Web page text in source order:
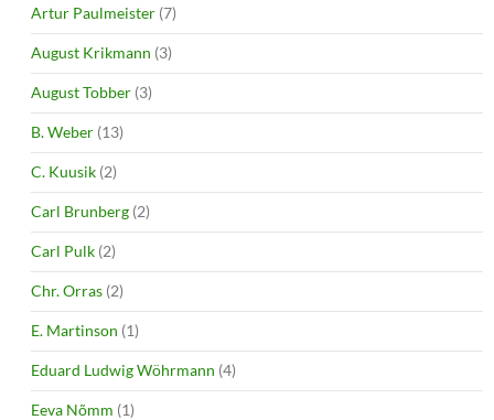
Artur Paulmeister (7)
August Krikmann (3)
August Tobber (3)
B. Weber (13)
C. Kuusik (2)
Carl Brunberg (2)
Carl Pulk (2)
Chr. Orras (2)
E. Martinson (1)
Eduard Ludwig Wöhrmann (4)
Eeva Nõmm (1)